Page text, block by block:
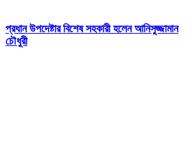
প্রধান উপদেষ্টার বিশেষ সহকারী হলেন আনিসুজ্জামান
চৌধুরী